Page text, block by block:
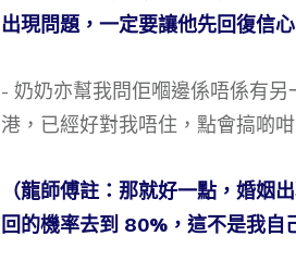
出現問題，一定要讓他先回復信
- 奶奶亦幫我問佢嗰邊係唔係有
港，已經好對我唔住，點會搞啲
（龍師傅註：那就好一點，婚姻
回的機率去到 80%，這不是我自